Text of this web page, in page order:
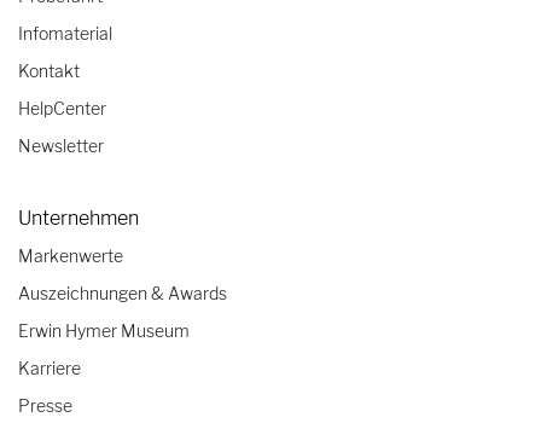
Infomaterial
Kontakt
HelpCenter
Newsletter
Unternehmen
Markenwerte
Auszeichnungen & Awards
Erwin Hymer Museum
Karriere
Presse